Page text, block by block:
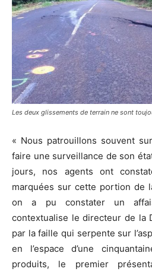
Les deux glissements de terrain ne sont
« Nous patrouillons souvent
faire une surveillance de son
jours, nos agents ont
marquées sur cette portion de
on a pu constater un
contextualise le directeur de la
par la faille qui serpente sur
en l’espace d’une
produits, le premier